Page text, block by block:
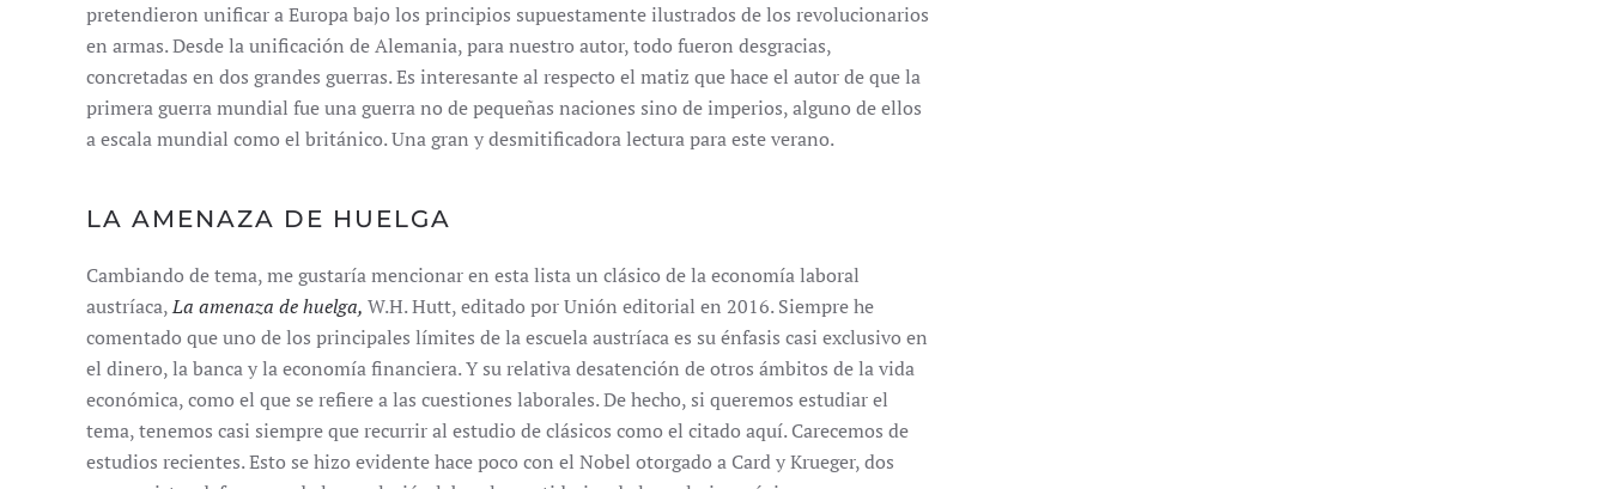
pretendieron unificar a Europa bajo los principios supuestamente ilustrados de los revolucionarios
en armas. Desde la unificación de Alemania, para nuestro autor, todo fueron desgracias,
concretadas en dos grandes guerras. Es interesante al respecto el matiz que hace el autor de que la
primera guerra mundial fue una guerra no de pequeñas naciones sino de imperios, alguno de ellos
a escala mundial como el británico. Una gran y desmitificadora lectura para este verano.
LA AMENAZA DE HUELGA
Cambiando de tema, me gustaría mencionar en esta lista un clásico de la economía laboral
austríaca,La amenaza de huelga, W.H. Hutt, editado por Unión editorial en 2016. Siempre he
comentado que uno de los principales límites de la escuela austríaca es su énfasis casi exclusivo en
el dinero, la banca y la economía financiera. Y su relativa desatención de otros ámbitos de la vida
económica, como el que se refiere a las cuestiones laborales. De hecho, si queremos estudiar el
tema, tenemos casi siempre que recurrir al estudio de clásicos como el citado aquí. Carecemos de
estudios recientes. Esto se hizo evidente hace poco con el Nobel otorgado a Card y Krueger, dos